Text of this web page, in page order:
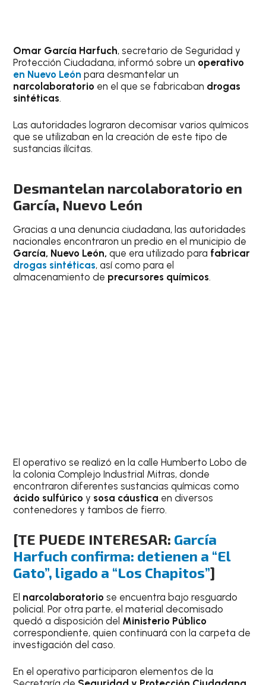
Omar García Harfuch, secretario de Seguridad y
Protección Ciudadana, informó sobre un operativo
en Nuevo León para desmantelar un
narcolaboratorio en el que se fabricaban drogas
sintéticas.
Las autoridades lograron decomisar varios químicos
que se utilizaban en la creación de este tipo de
sustancias ilícitas.
Desmantelan narcolaboratorio en
García, Nuevo León
Gracias a una denuncia ciudadana, las autoridades
nacionales encontraron un predio en el municipio de
García, Nuevo León,que era utilizado para fabricar
drogas sintéticas, así como para el
almacenamiento de precursores químicos.
El operativo se realizó en la calle Humberto Lobo de
la colonia Complejo Industrial Mitras, donde
encontraron diferentes sustancias químicas como
ácido sulfúrico y sosa cáustica en diversos
contenedores y tambos de fierro.
[TE PUEDE INTERESAR: García
Harfuch confirma: detienen a “El
Gato”, ligado a “Los Chapitos”]
El narcolaboratorio se encuentra bajo resguardo
policial. Por otra parte, el material decomisado
quedó a disposición del Ministerio Público
correspondiente, quien continuará con la carpeta de
investigación del caso.
En el operativo participaron elementos de la